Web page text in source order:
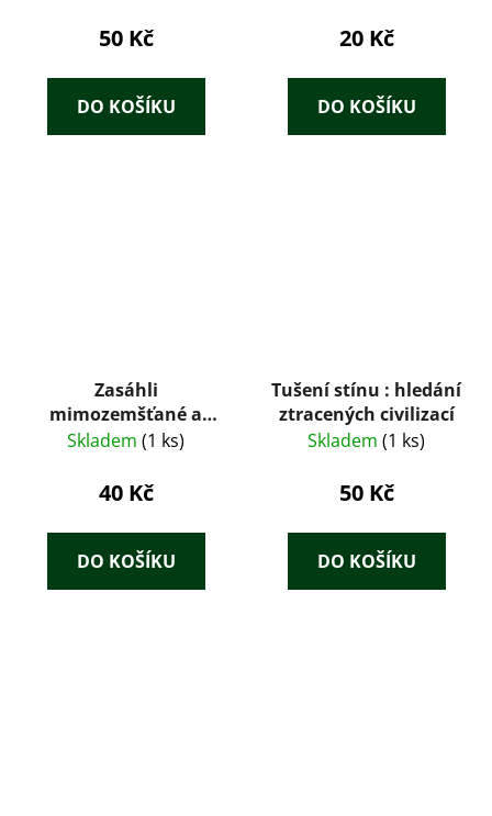
50 Kč
DO KOŠÍKU
20 Kč
DO KOŠÍKU
Zasáhli
mimozemšťané a
katastrofy do vývoje
Skladem (1 ks)
40 Kč
DO KOŠÍKU
Tušení stínu : hledání
ztracených civilizací
Skladem (1 ks)
50 Kč
DO KOŠÍKU